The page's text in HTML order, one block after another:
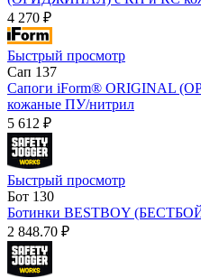
4 270 ₽
Быстрый просмотр
Сап 137
Сапоги iForm® ORIGINAL
кожаные ПУ/нитрил
5 612 ₽
Быстрый просмотр
Бот 130
Ботинки BESTBOY
2 848.70 ₽